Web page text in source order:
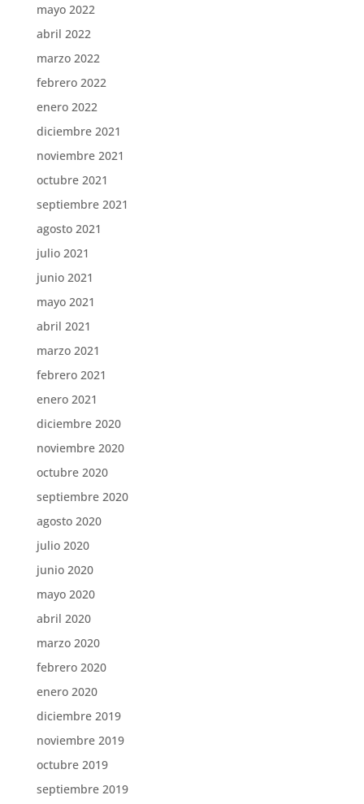
mayo 2022
abril 2022
marzo 2022
febrero 2022
enero 2022
diciembre 2021
noviembre 2021
octubre 2021
septiembre 2021
agosto 2021
julio 2021
junio 2021
mayo 2021
abril 2021
marzo 2021
febrero 2021
enero 2021
diciembre 2020
noviembre 2020
octubre 2020
septiembre 2020
agosto 2020
julio 2020
junio 2020
mayo 2020
abril 2020
marzo 2020
febrero 2020
enero 2020
diciembre 2019
noviembre 2019
octubre 2019
septiembre 2019